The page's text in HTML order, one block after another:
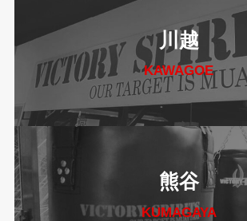
川越
KAWAGOE
熊谷
KUMAGAYA